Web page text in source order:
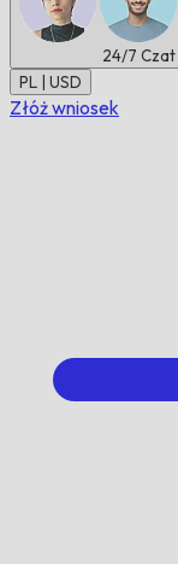
24/7 Czat
PL | USD
Złóż wniosek